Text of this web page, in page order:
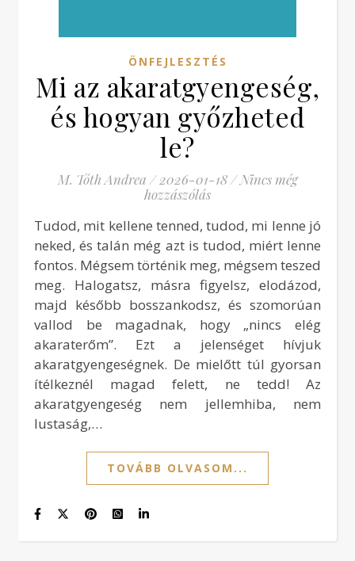
ÖNFEJLESZTÉS
Mi az akaratgyengeség,
és hogyan győzheted
le?
M. Tóth Andrea / 2026-01-18 / Nincs még
hozzászólás
Tudod, mit kellene tenned, tudod, mi lenne jó
neked, és talán még azt is tudod, miért lenne
fontos. Mégsem történik meg, mégsem teszed
meg. Halogatsz, másra figyelsz, elodázod,
majd később bosszankodsz, és szomorúan
vallod be magadnak, hogy „nincs elég
akaraterőm”. Ezt a jelenséget hívjuk
akaratgyengeségnek. De mielőtt túl gyorsan
ítélkeznél magad felett, ne tedd! Az
akaratgyengeség nem jellemhiba, nem
lustaság,…
TOVÁBB OLVASOM...